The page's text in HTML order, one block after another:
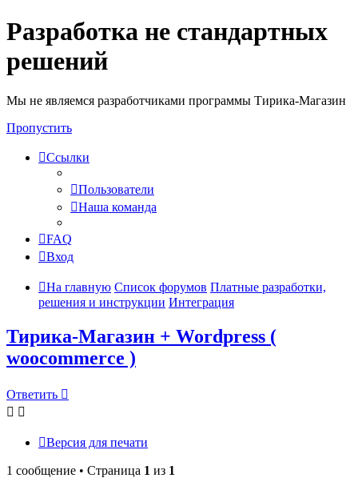
Разработка не стандартных
решений
Мы не являемся разработчиками программы Тирика-Магазин
Пропустить
Ссылки
Пользователи
Наша команда
FAQ
Вход
На главную Список форумов Платные разработки,
решения и инструкции Интеграция
Тирика-Магазин + Wordpress (
woocommerce )
Ответить
Версия для печати
1 сообщение • Страница 1 из 1